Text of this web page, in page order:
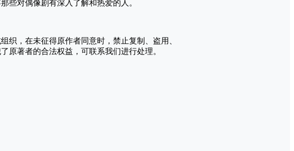
些对偶像剧有深入了解和热爱的人。
织，在未征得原作者同意时，禁止复制、盗用、
原著者的合法权益，可联系我们进行处理。